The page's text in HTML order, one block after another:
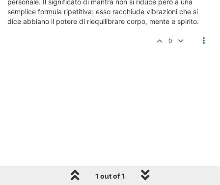
semplice formula ripetitiva: esso racchiude vibrazioni che si
dice abbiano il potere di riequilibrare corpo, mente e spirito.
0
1 out of 1